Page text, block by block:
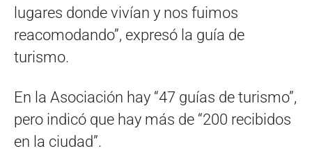
lugares donde vivían y nos fuimos
reacomodando”, expresó la guía de
turismo.
En la Asociación hay “47 guías de turismo”,
pero indicó que hay más de “200 recibidos
en la ciudad”.